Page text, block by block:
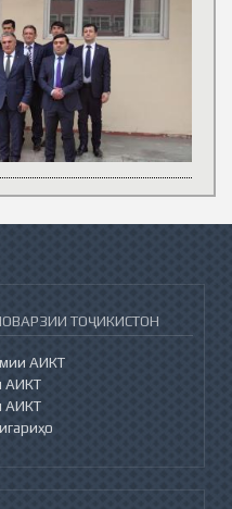
ТОҶИКИСТОН
АИКТ
АИКТ
АИКТ